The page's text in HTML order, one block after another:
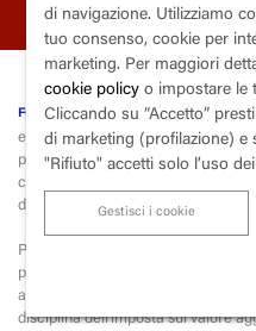
fondazione Trianon Viviani
ente soggetto al controllo e la
piazzaVincenzoCalenda, 9 - 80139
codice fiscale 80015000633 |
destinatario X2PH38J
Per la liquidazione e il versamento
payment
ai sensi dell’art. 17-ter del Dpr 26
disciplina dell'imposta sul valore
di navigazione. Utilizziamo
tuo consenso, cookie per
marketing. Per maggiori
cookie policy o impostare le
Cliccando su “Accetto”
di marketing (profilazione) e
"Rifiuto" accetti solo l’uso
Gestisci i cookie